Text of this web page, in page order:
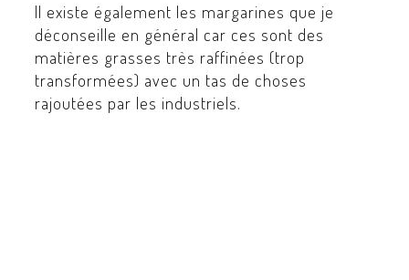
Il existe également les margarines que je
déconseille en général car ces sont des
matières grasses très raffinées (trop
transformées) avec un tas de choses
rajoutées par les industriels.